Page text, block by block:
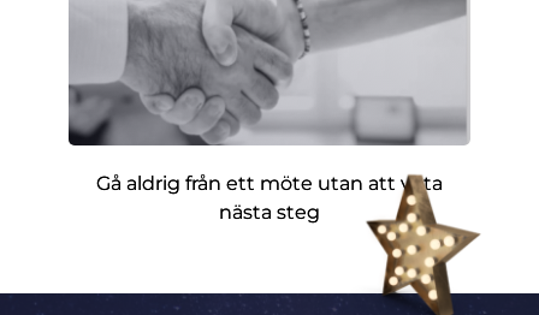
Gå aldrig från ett möte utan att veta
nästa steg